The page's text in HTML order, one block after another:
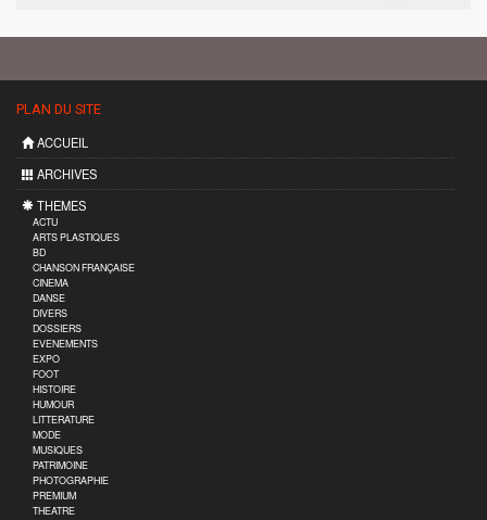
PLAN DU SITE
ACCUEIL
ARCHIVES
THEMES
ACTU
ARTS PLASTIQUES
BD
CHANSON FRANÇAISE
CINEMA
DANSE
DIVERS
DOSSIERS
EVENEMENTS
EXPO
FOOT
HISTOIRE
HUMOUR
LITTERATURE
MODE
MUSIQUES
PATRIMOINE
PHOTOGRAPHIE
PREMIUM
THEATRE